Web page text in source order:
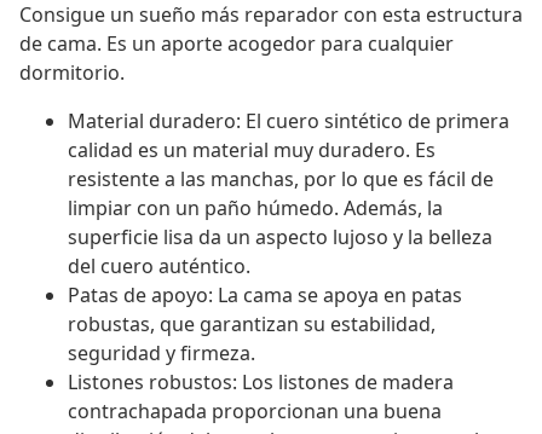
Consigue un sueño más reparador con esta estructura
de cama. Es un aporte acogedor para cualquier
dormitorio.
Material duradero: El cuero sintético de primera
calidad es un material muy duradero. Es
resistente a las manchas, por lo que es fácil de
limpiar con un paño húmedo. Además, la
superficie lisa da un aspecto lujoso y la belleza
del cuero auténtico.
Patas de apoyo: La cama se apoya en patas
robustas, que garantizan su estabilidad,
seguridad y firmeza.
Listones robustos: Los listones de madera
contrachapada proporcionan una buena